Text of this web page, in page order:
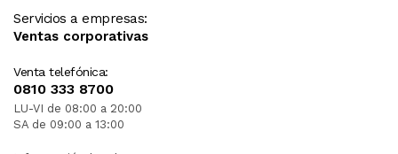
Servicios a empresas:
Ventas corporativas
Venta telefónica:
0810 333 8700
LU-VI de 08:00 a 20:00
SA de 09:00 a 13:00